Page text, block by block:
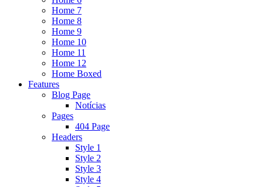
Home 7
Home 8
Home 9
Home 10
Home 11
Home 12
Home Boxed
Features
Blog Page
Notícias
Pages
404 Page
Headers
Style 1
Style 2
Style 3
Style 4